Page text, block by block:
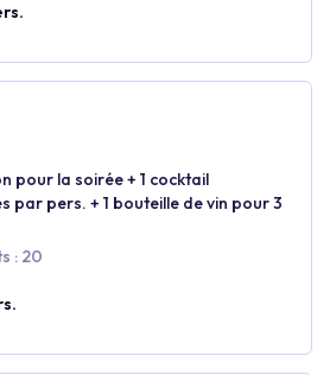
pour la soirée + 1 cocktail
par pers. + 1 bouteille de vin pour 3
: 20